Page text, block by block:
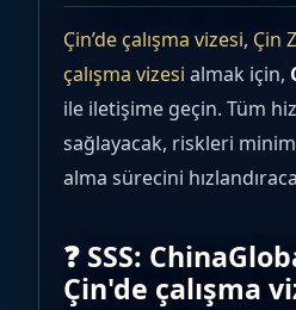
Çin’de çalışma vizesi, Çin
çalışma vizesi almak için,
ile iletişime geçin. Tüm
sağlayacak, riskleri
alma sürecini
❓ SSS:
Çin'de çalışma